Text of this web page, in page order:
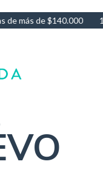
Transferencia - 3